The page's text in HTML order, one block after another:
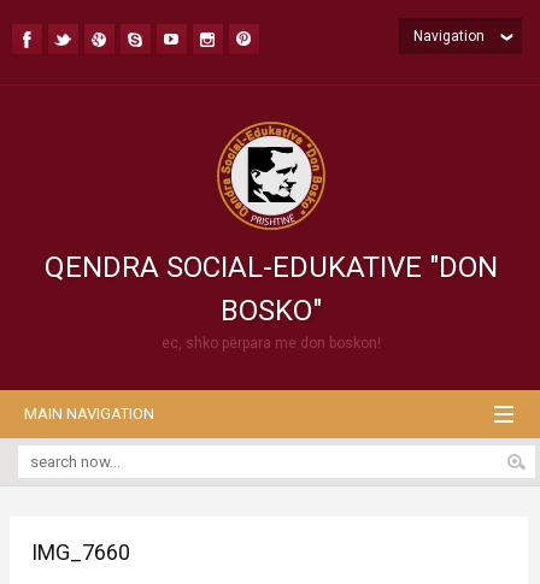
QENDRA SOCIAL-EDUKATIVE "DON
BOSKO"
ec, shko përpara me don boskon!
Navigation
MAIN NAVIGATION
IMG_7660